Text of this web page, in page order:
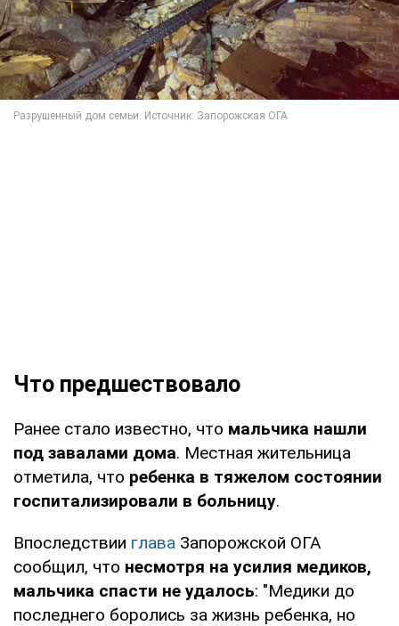
Что предшествовало
Ранее стало известно, что мальчика нашли
под завалами дома. Местная жительница
отметила, что ребенка в тяжелом состоянии
госпитализировали в больницу.
Впоследствии глава Запорожской ОГА
сообщил, что несмотря на усилия медиков,
мальчика спасти не удалось: "Медики до
последнего боролись за жизнь ребенка, но